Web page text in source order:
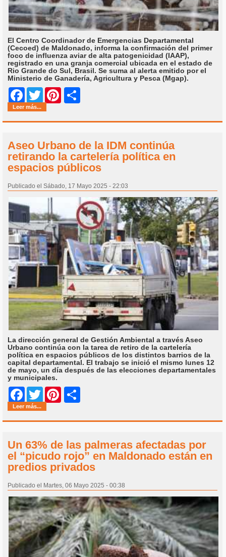
El Centro Coordinador de Emergencias Departamental
(Cecoed) de Maldonado, informa la confirmación del primer
foco de influenza aviar de alta patogenicidad (IAAP),
registrado en una granja comercial ubicada en el estado de
Rio Grande do Sul, Brasil. Se suma al alerta emitido por el
Ministerio de Ganadería, Agricultura y Pesca (Mgap).
Facebook
Twitter Pinterest
Leer más...
Aseo Urbano de la IDM continúa
retirando la cartelería política en
espacios públicos
Publicado el Sábado, 17 Mayo 2025 - 22:03
La dirección general de Gestión Ambiental a través Aseo
Urbano continúa con la tarea de retiro de la cartelería
política en espacios públicos de los distintos barrios de la
capital departamental. El trabajo se inició el mismo lunes 12
de mayo, un día después de las elecciones departamentales
y municipales.
Facebook
Twitter Pinterest
Leer más...
Un 63% de las palmeras afectadas por
el “picudo rojo” en Maldonado están en
predios privados
Publicado el Martes, 06 Mayo 2025 - 00:38